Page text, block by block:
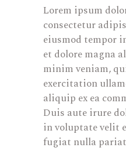
Lorem ipsum
consectetur
eiusmod tempor
et dolore magna
minim veniam,
exercitation
aliquip ex ea
Duis aute irure
in voluptate velit
fugiat nulla